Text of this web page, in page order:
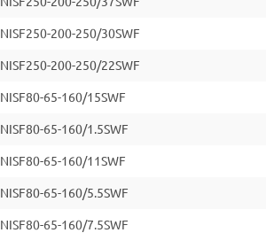
NISF250-200-250/30SWF
NISF250-200-250/22SWF
NISF80-65-160/15SWF
NISF80-65-160/1.5SWF
NISF80-65-160/11SWF
NISF80-65-160/5.5SWF
NISF80-65-160/7.5SWF